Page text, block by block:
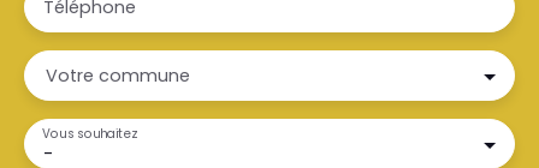
Téléphone
Votre commune
-
Vous souhaitez